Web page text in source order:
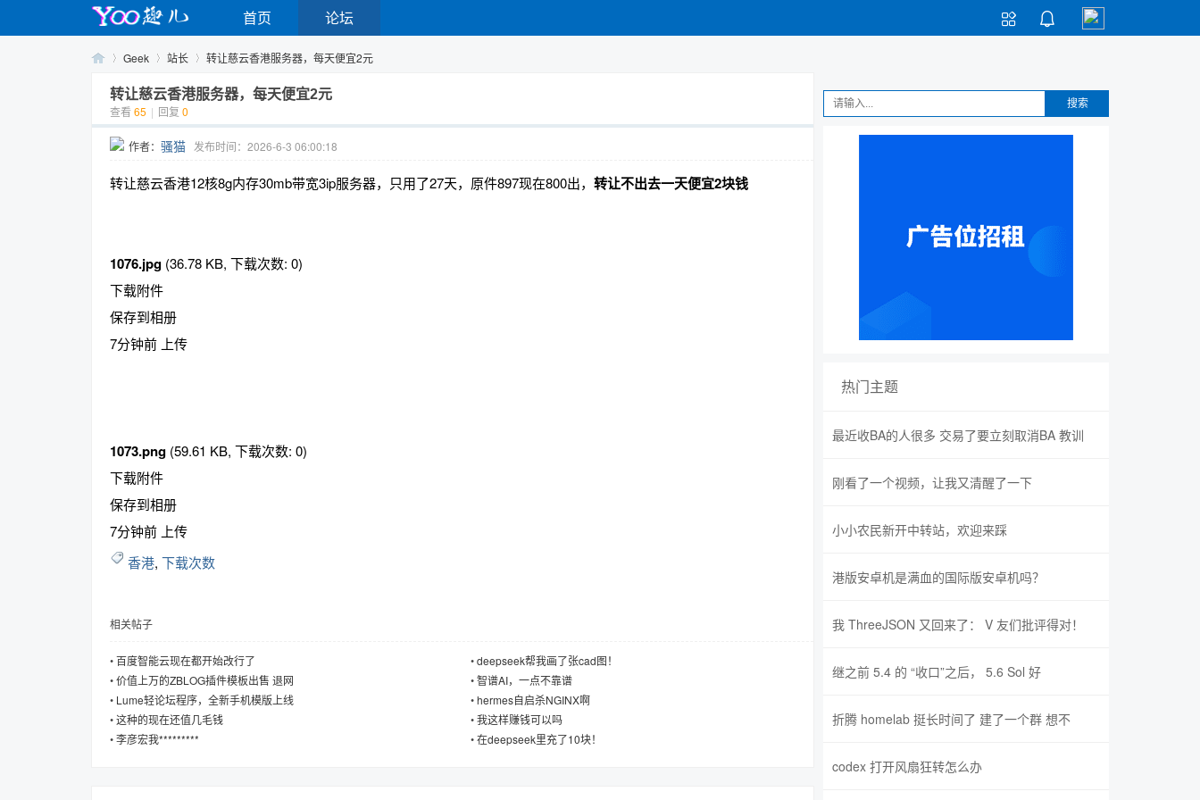


首页 论坛
Geek 站长 转让慈云香港服务器，每天便宜2元
转让慈云香港服务器，每天便宜2元
查看 65 | 回复 0
作者： 骚猫 发布时间：2026-6-3 06:00:18
转让慈云香港12核8g内存30mb带宽3ip服务器，只用了27天，原件897现在800出， 转让不出去一天便宜2块钱
1076.jpg (36.78 KB, 下载次数: 0)
下载附件
保存到相册
7分钟前 上传
1073.png (59.61 KB, 下载次数: 0)
下载附件
保存到相册
7分钟前 上传
香港, 下载次数
相关帖子
•百度智能云现在都开始改行了 •deepseek帮我画了张cad图！
•价值上万的ZBLOG插件模板出售 退网 •智谱AI，一点不靠谱
• Lume轻论坛程序，全新手机模版上线 •hermes自启杀NGINX啊
•这种的现在还值几毛钱 •我这样赚钱可以吗
•李彦宏我********* •在deepseek里充了10块！
搜索
热门主题
最近收BA的人很多 交易了要立刻取消BA 教训
刚看了一个视频，让我又清醒了一下
小小农民新开中转站，欢迎来踩
港版安卓机是满血的国际版安卓机吗？
我 ThreeJSON 又回来了： V 友们批评得对！
继之前 5.4 的 “收口”之后， 5.6 Sol 好
折腾 homelab 挺长时间了 建了一个群 想不
codex 打开风扇狂转怎么办